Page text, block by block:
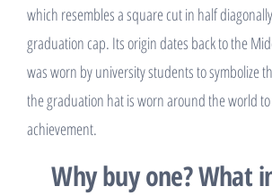
which resembles a square cut in half
graduation cap. Its origin dates back to the
was worn by university students to symbolize
the graduation hat is worn around the world
achievement.
Why buy one? What